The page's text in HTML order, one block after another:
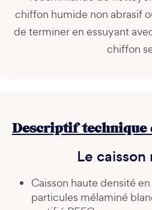
chiffon humide non abrasif
de terminer en essuyant
chiffon
Descriptif technique
Le
Caisson haute densité
particules mélaminé